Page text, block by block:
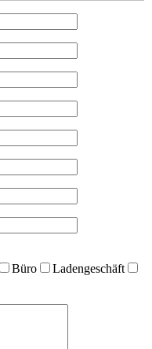
Büro
Ladengeschäft